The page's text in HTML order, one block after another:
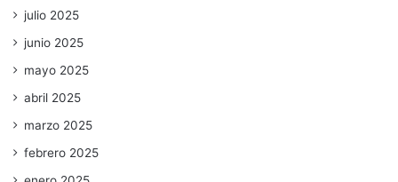
julio 2025
junio 2025
mayo 2025
abril 2025
marzo 2025
febrero 2025